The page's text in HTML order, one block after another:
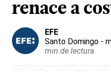
renace a
EFE
Santo Domingo -
min de lectura